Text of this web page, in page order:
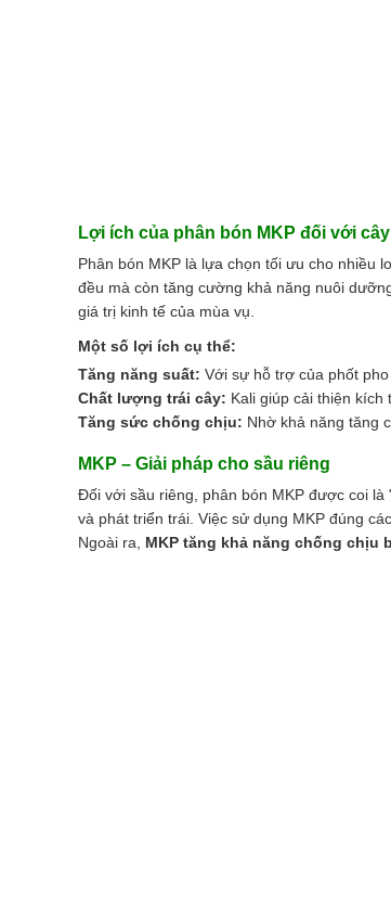
Lợi ích của phân bón MKP đối với
Phân bón MKP là lựa chọn tối ưu cho nhiều
đều mà còn tăng cường khả năng nuôi
giá trị kinh tế của mùa vụ.
Một số lợi ích cụ thể:
Tăng năng suất: Với sự hỗ trợ của phốt
Chất lượng trái cây: Kali giúp cải thiện kích
Tăng sức chống chịu: Nhờ khả năng tăng
MKP – Giải pháp cho sầu riêng
Đối với sầu riêng, phân bón MKP được coi là
và phát triển trái. Việc sử dụng MKP đúng
Ngoài ra, MKP tăng khả năng chống chịu